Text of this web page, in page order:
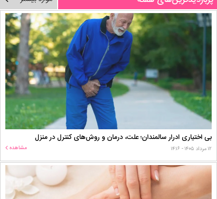
بی اختیاری ادرار سالمندان؛ علت، درمان و روش‌های کنترل در منزل
۱۲ مرداد ۱۴۰۵ - ۱۴:۱۶ مشاهده